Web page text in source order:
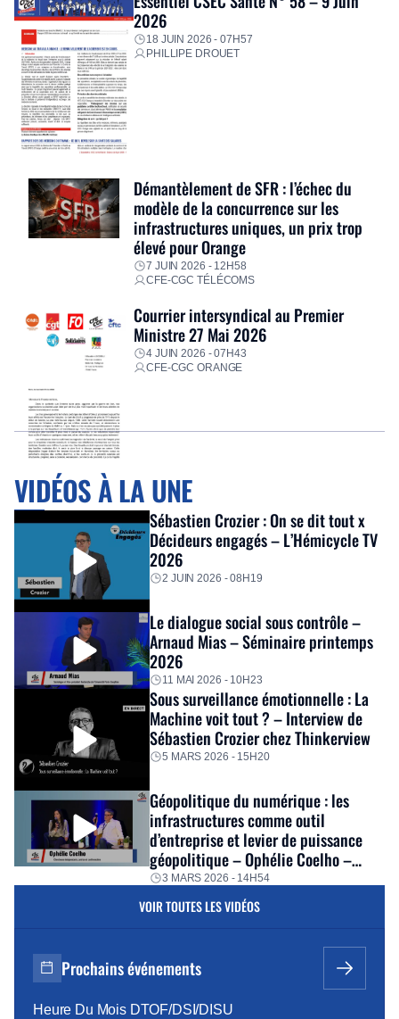
2026
18 JUIN 2026 - 07H57
PHILLIPE DROUET
Démantèlement de SFR : l’échec du
modèle de la concurrence sur les
infrastructures uniques, un prix trop
élevé pour Orange
7 JUIN 2026 - 12H58
CFE-CGC TÉLÉCOMS
Courrier intersyndical au Premier
Ministre 27 Mai 2026
4 JUIN 2026 - 07H43
CFE-CGC ORANGE
VIDÉOS À LA UNE
Sébastien Crozier : On se dit tout x
Décideurs engagés – L’Hémicycle TV
2026
2 JUIN 2026 - 08H19
Le dialogue social sous contrôle –
Arnaud Mias – Séminaire printemps
2026
11 MAI 2026 - 10H23
Sous surveillance émotionnelle : La
Machine voit tout ? – Interview de
Sébastien Crozier chez Thinkerview
5 MARS 2026 - 15H20
Géopolitique du numérique : les
infrastructures comme outil
d’entreprise et levier de puissance
géopolitique – Ophélie Coelho –
Séminaire hiver 2026
3 MARS 2026 - 14H54
VOIR TOUTES LES VIDÉOS
Prochains événements
Heure Du Mois DTOF/DSI/DISU